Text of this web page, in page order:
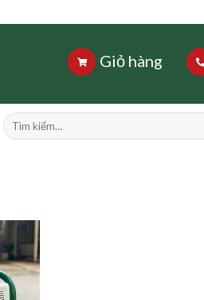
Giỏ hàng
Tìm
kiếm: